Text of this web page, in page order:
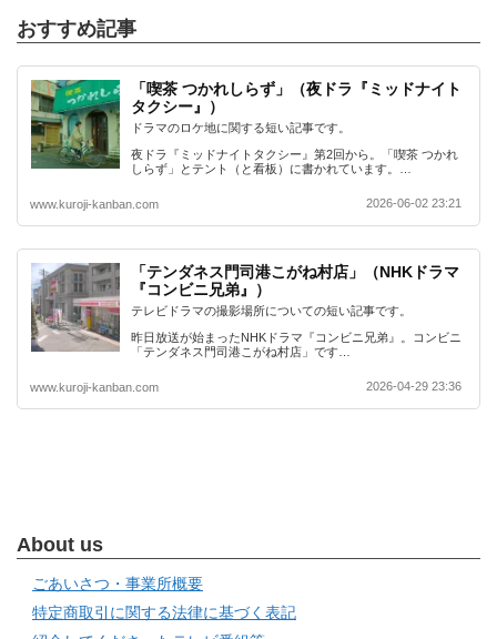
おすすめ記事
「喫茶 つかれしらず」（夜ドラ『ミッドナイト
タクシー』）
ドラマのロケ地に関する短い記事です。
夜ドラ『ミッドナイトタクシー』第2回から。「喫茶 つかれ
しらず」とテント（と看板）に書かれています。…
www.kuroji-kanban.com 2026-06-02 23:21
「テンダネス門司港こがね村店」（NHKドラマ
『コンビニ兄弟』）
テレビドラマの撮影場所についての短い記事です。
昨日放送が始まったNHKドラマ『コンビニ兄弟』。コンビニ
「テンダネス門司港こがね村店」です…
www.kuroji-kanban.com 2026-04-29 23:36
About us
ごあいさつ・事業所概要
特定商取引に関する法律に基づく表記